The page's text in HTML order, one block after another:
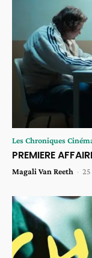
Les Chroniques
PREMIERE
Magali Van Reeth -